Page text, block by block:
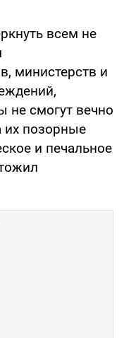
всем не
министерств и
не смогут вечно
их позорные
и печальное